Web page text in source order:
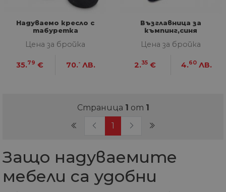
Надуваемо кресло с
табуретка
Цена за бройка
35.79 € 70.- ЛВ.
Възглавница за
къмпинг,синя
Цена за бройка
2.35 € 4.60 ЛВ.
Страница 1 от 1
1 (current)
Защо надуваемите
мебели са удобни